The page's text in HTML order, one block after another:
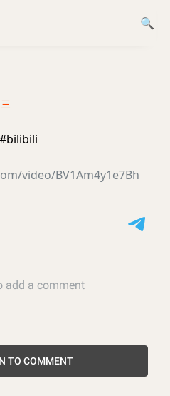
video/BV1Am4y1e7Bh